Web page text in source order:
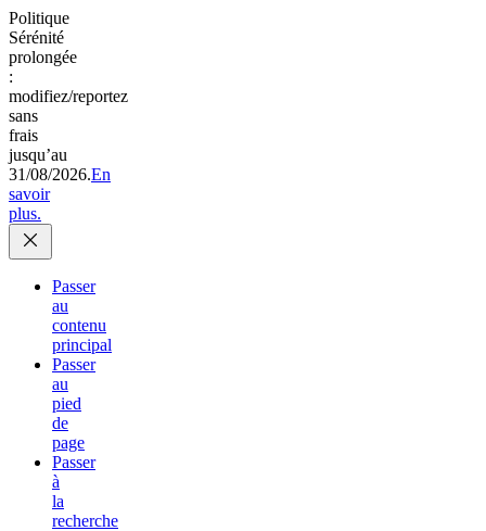
Politique
Sérénité
prolongée
:
modifiez/reportez
sans
frais
jusqu’au
31/08/2026.En
savoir
plus.
Passer
au
contenu
principal
Passer
au
pied
de
page
Passer
à
la
recherche